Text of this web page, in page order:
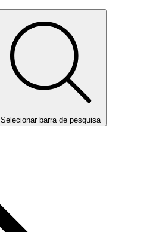
Selecionar barra de pesquisa